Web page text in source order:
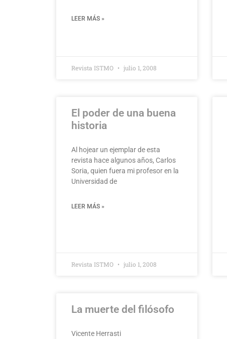
LEER MÁS »
Revista ISTMO julio 1, 2008
El poder de una buena
historia
Al hojear un ejemplar de esta
revista hace algunos años, Carlos
Soria, quien fuera mi profesor en la
Universidad de
LEER MÁS »
Revista ISTMO julio 1, 2008
La muerte del filósofo
Vicente Herrasti